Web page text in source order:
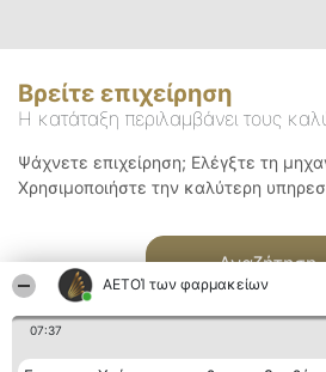
ΑΕΤΟΊ των φαρμακείων
07:37
Βρείτε επιχείρηση
Η κατάταξη περιλαμβάνει τους
Ψάχνετε επιχείρηση; Ελέγξτε τη
Χρησιμοποιήστε την καλύτερη
Αναζήτηση